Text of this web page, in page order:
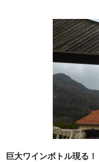
巨大ワインボトル現る！